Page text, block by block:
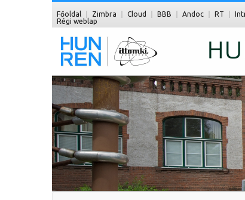
Főoldal Zimbra Cloud BBB Andoc RT
Régi weblap